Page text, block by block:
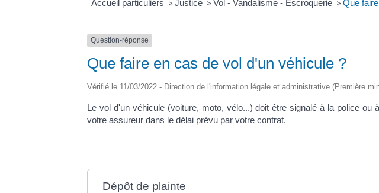
Accueil particuliers > Justice > Vol - Vandalisme - Escroquerie > Que
Question-réponse
Que faire en cas de vol d'un véhicule ?
Vérifié le 11/03/2022 - Direction de l'information légale et administrative (Première
Le vol d'un véhicule (voiture, moto, vélo...) doit être signalé à la police
votre assureur dans le délai prévu par votre contrat.
Dépôt de plainte